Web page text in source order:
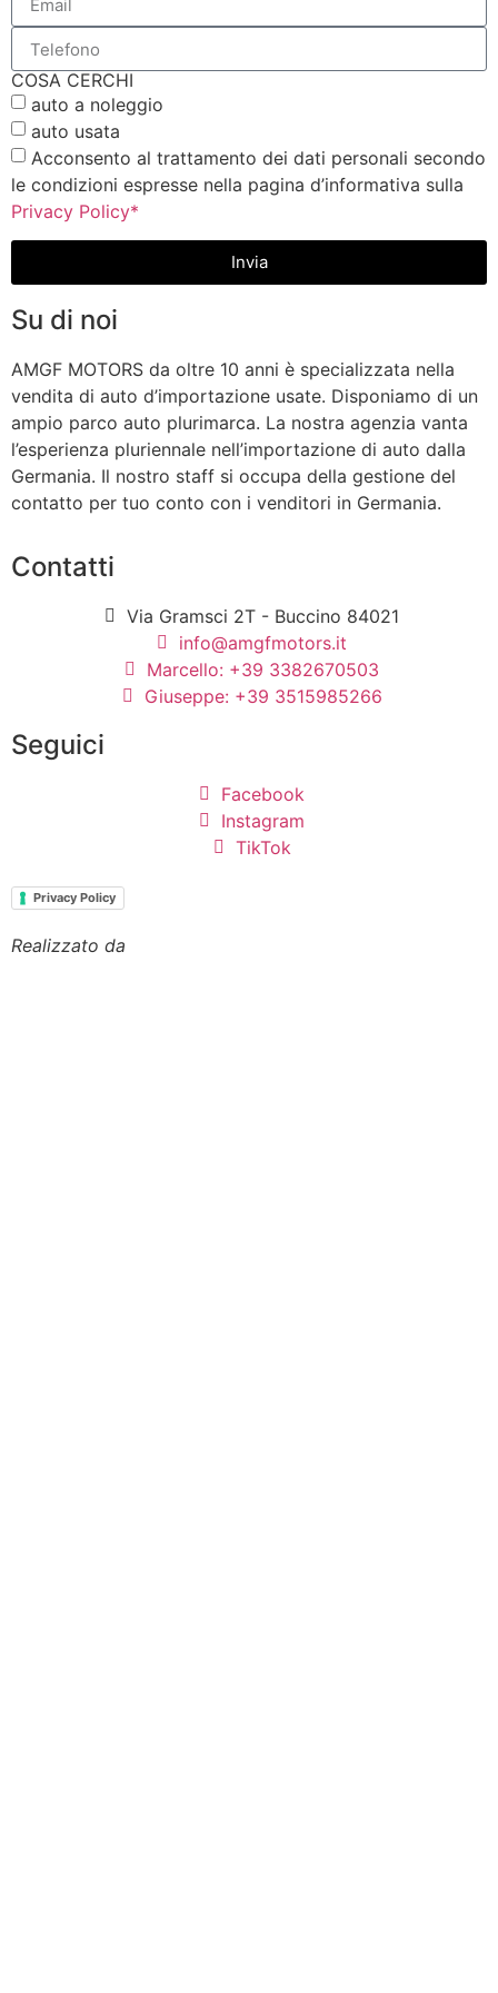
COSA CERCHI
auto a noleggio
auto usata
Acconsento al trattamento dei dati personali secondo
le condizioni espresse nella pagina d’informativa sulla
Privacy Policy*
Invia
Su di noi
AMGF MOTORS da oltre 10 anni è specializzata nella
vendita di auto d’importazione usate. Disponiamo di un
ampio parco auto plurimarca. La nostra agenzia vanta
l’esperienza pluriennale nell’importazione di auto dalla
Germania. Il nostro staff si occupa della gestione del
contatto per tuo conto con i venditori in Germania.
Contatti
Via Gramsci 2T - Buccino 84021
info@amgfmotors.it
Marcello: +39 3382670503
Giuseppe: +39 3515985266
Seguici
Facebook
Instagram
TikTok
Privacy Policy
Realizzato da